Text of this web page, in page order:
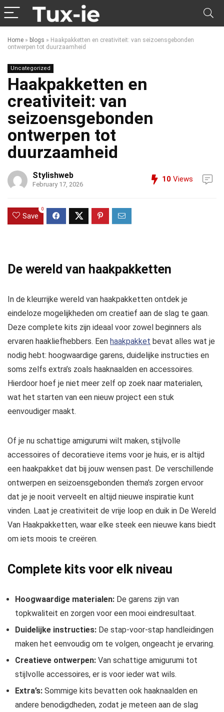
Home » blogs » Haakpakketten en creativiteit: van seizoensgebonden
ontwerpen tot duurzaamheid
Uncategorized
Haakpakketten en
creativiteit: van
seizoensgebonden
ontwerpen tot
duurzaamheid
Stylishweb
February 17, 2026
10 Views
Save
0
De wereld van haakpakketten
In de kleurrijke wereld van haakpakketten ontdek je
eindeloze mogelijkheden om creatief aan de slag te gaan.
Deze complete kits zijn ideaal voor zowel beginners als
ervaren haakliefhebbers. Een haakpakket bevat alles wat je
nodig hebt: hoogwaardige garens, duidelijke instructies en
soms zelfs extra’s zoals haaknaalden en accessoires.
Hierdoor hoef je niet meer zelf op zoek naar materialen,
wat het starten van een nieuw project een stuk
eenvoudiger maakt.
Of je nu schattige amigurumi wilt maken, stijlvolle
accessoires of decoratieve items voor je huis, er is altijd
een haakpakket dat bij jouw wensen past. De verschillende
ontwerpen en seizoensgebonden thema’s zorgen ervoor
dat je je nooit verveelt en altijd nieuwe inspiratie kunt
vinden. Laat je creativiteit de vrije loop en duik in De Wereld
Van Haakpakketten, waar elke steek een nieuwe kans biedt
om iets moois te creëren.
Complete kits voor elk niveau
Hoogwaardige materialen: De garens zijn van
topkwaliteit en zorgen voor een mooi eindresultaat.
Duidelijke instructies: De stap-voor-stap handleidingen
maken het eenvoudig om te volgen, ongeacht je ervaring.
Creatieve ontwerpen: Van schattige amigurumi tot
stijlvolle accessoires, er is voor ieder wat wils.
Extra’s: Sommige kits bevatten ook haaknaalden en
andere benodigdheden, zodat je meteen aan de slag